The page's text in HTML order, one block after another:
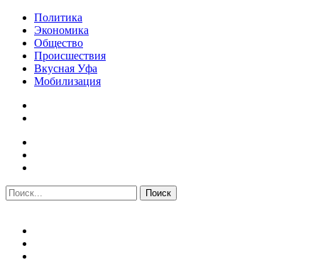
Политика
Экономика
Общество
Происшествия
Вкусная Уфа
Мобилизация